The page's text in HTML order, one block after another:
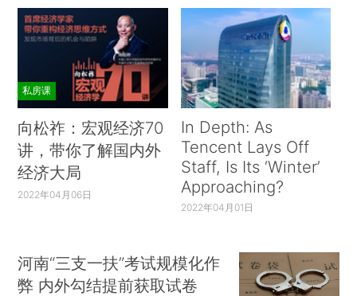
私房课
向松祚：宏观经济70
讲，带你了解国内外
经济大局
2022年04月06日
In Depth: As
Tencent Lays Off
Staff, Is Its ‘Winter’
Approaching?
2022年04月01日
河南“三支一扶”考试规模化作
弊 内外勾结提前获取试卷